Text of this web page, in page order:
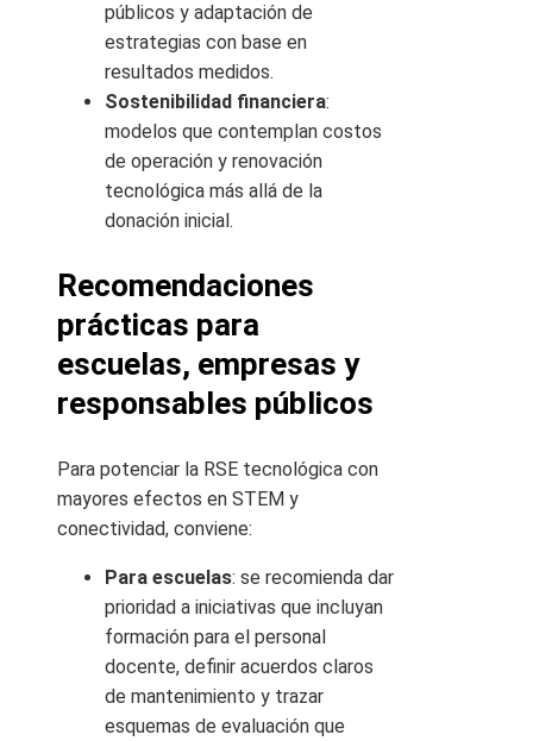
públicos y adaptación de
estrategias con base en
resultados medidos.
Sostenibilidad financiera:
modelos que contemplan costos
de operación y renovación
tecnológica más allá de la
donación inicial.
Recomendaciones
prácticas para
escuelas, empresas y
responsables públicos
Para potenciar la RSE tecnológica con
mayores efectos en STEM y
conectividad, conviene:
Para escuelas: se recomienda dar
prioridad a iniciativas que incluyan
formación para el personal
docente, definir acuerdos claros
de mantenimiento y trazar
esquemas de evaluación que